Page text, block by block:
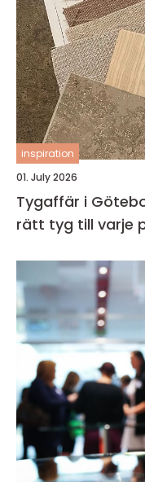
inspiration
01. July 2026
Tygaffär i
rätt tyg till varje